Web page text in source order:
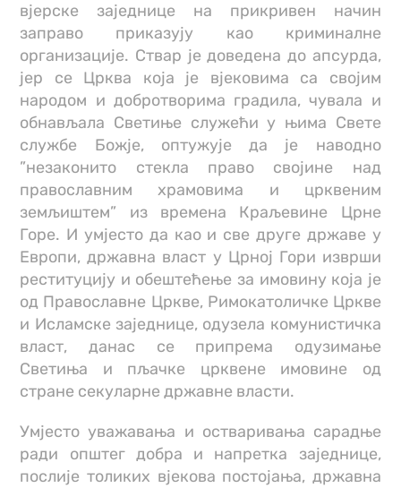
вјерске заједнице на прикривен начин
заправо приказују као криминалне
организације. Ствар је доведена до апсурда,
јер се Црква која је вјековима са својим
народом и добротворима градила, чувала и
обнављала Светиње служећи у њима Свете
службе Божје, оптужује да је наводно
”незаконито стекла право својине над
православним храмовима и црквеним
земљиштем” из времена Краљевине Црне
Горе. И умјесто да као и све друге државе у
Европи, државна власт у Црној Гори изврши
реституцију и обештећење за имовину која је
од Православне Цркве, Римокатоличке Цркве
и Исламске заједнице, одузела комунистичка
власт, данас се припрема одузимање
Светиња и пљачке црквене имовине од
стране секуларне државне власти.
Умјесто уважавања и остваривања сарадње
ради општег добра и напретка заједнице,
послије толиких вјекова постојања, државна